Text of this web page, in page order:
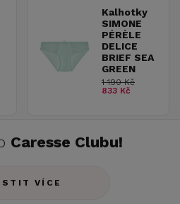
Kalhotky
SIMONE
PÉRÈLE
DELICE
BRIEF SEA
GREEN
1 190 Kč
833 Kč
Caresse Clubu!
VÍCE